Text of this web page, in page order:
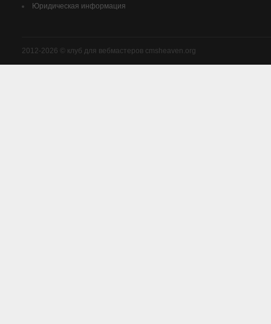
Юридическая информация
2012-2026 © клуб для вебмастеров cmsheaven.org